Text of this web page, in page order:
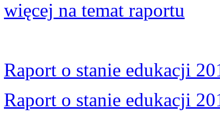
więcej na temat raportu
Raport o stanie edukacji
Raport o stanie edukacji